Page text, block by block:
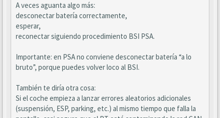
A veces aguanta algo más:
desconectar batería correctamente,
esperar,
reconectar siguiendo procedimiento BSI PSA.
Importante: en PSA no conviene desconectar batería “a lo
bruto”, porque puedes volver loco al BSI.
También te diría otra cosa:
Si el coche empieza a lanzar errores aleatorios adicionales
(suspensión, ESP, parking, etc.) al mismo tiempo que falla la